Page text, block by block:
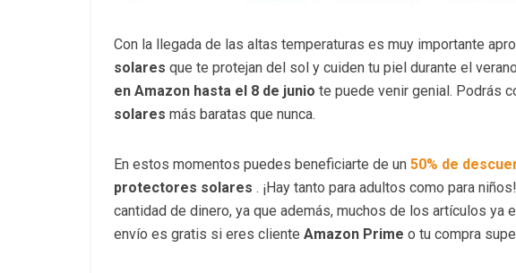
Con la llegada de las altas temperaturas es muy importante
solares que te protejan del sol y cuiden tu piel durante el
en Amazon hasta el 8 de junio te puede venir genial. Podrás
solares más baratas que nunca.
En estos momentos puedes beneficiarte de un 50% de
protectores solares . ¡Hay tanto para adultos como para
cantidad de dinero, ya que además, muchos de los artículos ya
envío es gratis si eres cliente Amazon Prime o tu compra